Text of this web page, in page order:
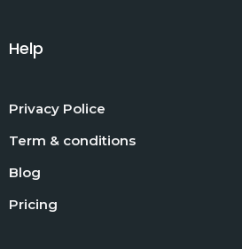
Help
Privacy Police
Term & conditions
Blog
Pricing